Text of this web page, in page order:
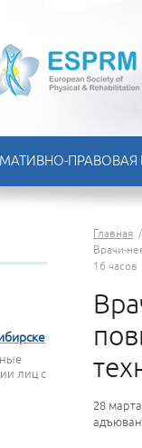
ПРАВОВАЯ
Главная /
Врачи-
16 часов
28
лиц с